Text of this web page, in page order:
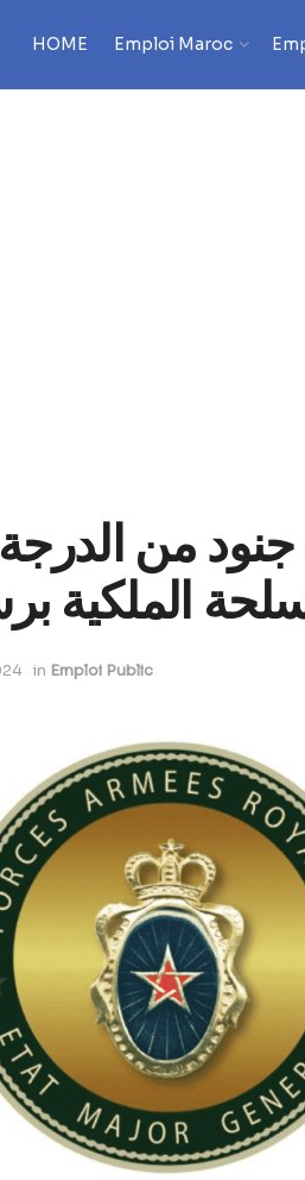
HOME Emploi Maroc
من الدرجة
الملكية
in Emploi Public